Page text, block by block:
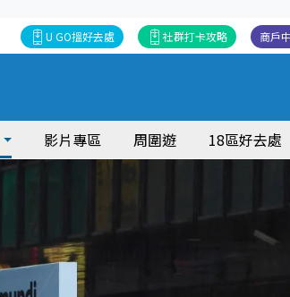
商戶
社群打卡攻略
U GO搵好去處
影片專區 周圍遊 18區好去處